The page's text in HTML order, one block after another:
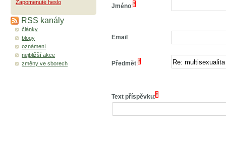
Zapomenuté heslo
RSS kanály
články
blogy
oznámení
nejbližší akce
změny ve sborech
Jméno:*
Email :
Předmět:*
Text příspěvku:*